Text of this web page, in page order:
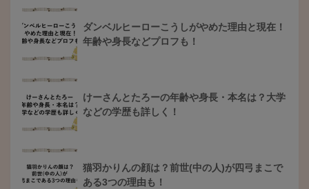
ダンベルヒーローこうしがやめた理由と現在！
年齢や身長などプロフも！
けーさんとたろーの年齢や身長・本名は？大学
などの学歴も詳しく！
猫羽かりんの顔は？前世(中の人)が四弓まこで
ある3つの理由も！